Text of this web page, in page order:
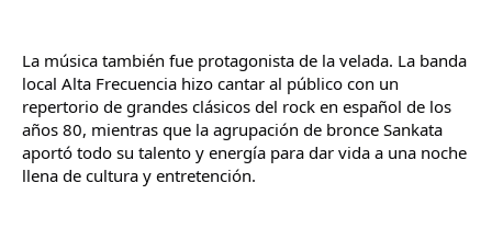
La música también fue protagonista de la velada. La banda
local Alta Frecuencia hizo cantar al público con un
repertorio de grandes clásicos del rock en español de los
años 80, mientras que la agrupación de bronce Sankata
aportó todo su talento y energía para dar vida a una noche
llena de cultura y entretención.